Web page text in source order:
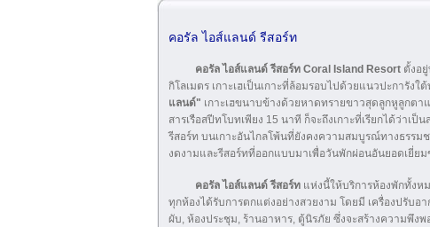
คอรัล ไอส์แลนด์ รีสอร์ท
คอรัล ไอส์แลนด์ รีสอร์ท Coral Island Resort ตั้งอ
กิโลเมตร เกาะเฮเป็นเกาะที่ล้อมรอบไปด้วยแนวปะการั
แลนด์" เกาะเฮขนาบข้างด้วยหาดทรายขาวสุดลูกหูลูกตา
สารเรือสปีทโบทเพียง 15 นาที ก็จะถึงเกาะที่เรียกได้ว่า
รีสอร์ท บนเกาะอันไกลโพ้นที่ยังคงความสมบูรณ์ทางธรรม
งดงามและรีสอร์ทที่ออกแบบมาเพื่อวันพักผ่อนอันยอดเยี่ย
คอรัล ไอส์แลนด์ รีสอร์ท แห่งนี้ให้บริการห้องพักทั้งห
ทุกห้องได้รับการตกแต่งอย่างสวยงาม โดยมี เครื่องปรับอ
ผับ, ห้องประชุม, ร้านอาหาร, ตู้นิรภัย ซึ่งจะสร้างความพึง